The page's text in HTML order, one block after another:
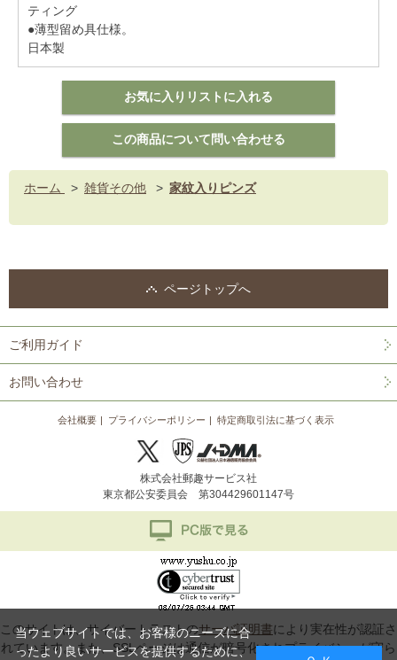
ティング
●薄型留め具仕様。
日本製
ホーム > 雑貨その他 > 家紋入りピンズ
ページトップへ
ご利用ガイド
お問い合わせ
会社概要 プライバシーポリシー 特定商取引法に基づく表示
株式会社郵趣サービス社
東京都公安委員会 第304429601147号
このサイトは、サイバートラストのサーバ証明書により実在性が認証さ
れています。また、SSLページは通信が暗号化されプライバシーが守ら
当ウェブサイトでは、お客様のニーズに合
ったより良いサービスを提供するために、